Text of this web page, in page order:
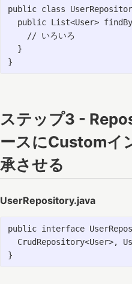
public class
public List<User>
    // いろいろ
  }
ステップ3 -
ースにCustomイ
承させる
UserRepository.java
public interface
CrudRepository<User>,